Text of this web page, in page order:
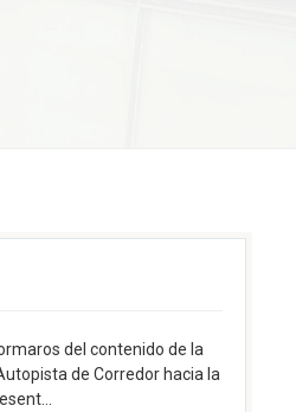
del contenido de la
de Corredor hacia la